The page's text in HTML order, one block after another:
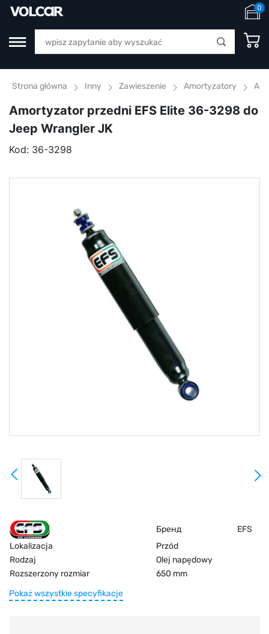
0
Strona główna Inny Zawieszenie Amortyzatory
Amortyzator przedni EFS Elite 36-3298 do
Jeep Wrangler JK
Kod: 36-3298
Бренд
EFS
Lokalizacja
Przód
Rodzaj
Olej napędowy
Rozszerzony rozmiar
650 mm
Pokaż wszystkie specyfikacje